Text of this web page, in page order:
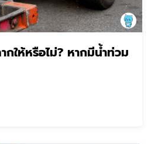
ให้หรือไม่? หากมีน้ำท่วม